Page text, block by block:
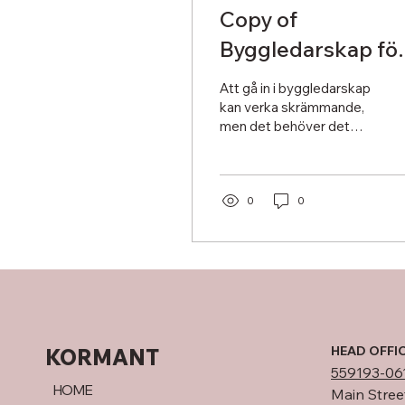
Copy of
Byggledarskap för
nybörjare:
Hemligheterna
bakom lyckade
projekt som få
känner till
Att gå in i byggledarskap
kan verka skrämmande,
men det behöver det
effektiv...
0 0
KORMANT
HOME
HEAD
559193-
Main